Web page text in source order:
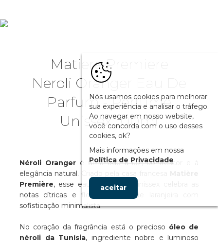
Matiere Premiere
Neroli Oranger Eau De
Parfum - Perfume
Unissex 100ml
Néroli Orangeré uma ode à luz, ao frescor e à
elegância natural. Criado pela casa francesa
Première, esse eau de parfum unissex celebra as
notas cítricas e florais da flor de laranjeira com
sofisticação minimalista.
No coração da fragrância está o precioso óleo de
néroli da Tunísia, ingrediente nobre e luminoso
Nós usamos cookies para melhorar
sua experiência e analisar o tráfego.
Ao navegar em nosso website,
você concorda com o uso desses
cookies, ok?
Mais informações em nossa
Política de Privacidade
aceitar